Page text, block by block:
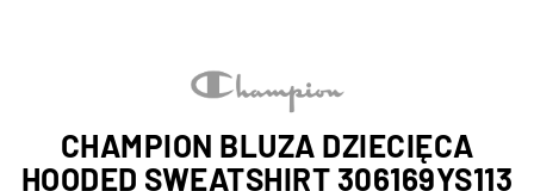
CHAMPION BLUZA DZIECIĘCA
HOODED SWEATSHIRT 306169YS113